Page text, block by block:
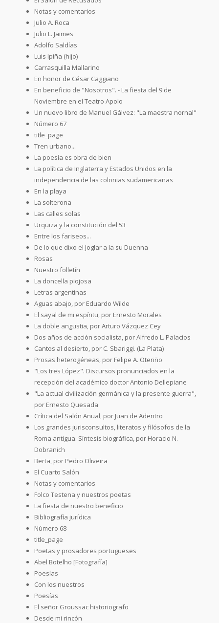
Notas y comentarios
Julio A. Roca
Julio L. Jaimes
Adolfo Saldías
Luis Ipiña (hijo)
Carrasquilla Mallarino
En honor de César Caggiano
En beneficio de "Nosotros". - La fiesta del 9 de
Noviembre en el Teatro Apolo
Un nuevo libro de Manuel Gálvez: "La maestra nornal"
Número 67
title_page
Tren urbano...
La poesía es obra de bien
La política de Inglaterra y Estados Unidos en la
independencia de las colonias sudamericanas
En la playa
La solterona
Las calles solas
Urquiza y la constitución del 53
Entre los fariseos...
De lo que dixo el Joglar a la su Duenna
Rosas
Nuestro folletín
La doncella piojosa
Letras argentinas
Aguas abajo, por Eduardo Wilde
El sayal de mi espíritu, por Ernesto Morales
La doble angustia, por Arturo Vázquez Cey
Dos años de acción socialista, por Alfredo L. Palacios
Cantos al desierto, por C. Sbariggi. (La Plata)
Prosas heterogéneas, por Felipe A. Oteriño
"Los tres López". Discursos pronunciados en la
recepción del académico doctor Antonio Dellepiane
"La actual civilización germánica y la presente guerra",
por Ernesto Quesada
Crítica del Salón Anual, por Juan de Adentro
Los grandes jurisconsultos, literatos y filósofos de la
Roma antigua. Síntesis biográfica, por Horacio N.
Dobranich
Berta, por Pedro Oliveira
El Cuarto Salón
Notas y comentarios
Folco Testena y nuestros poetas
La fiesta de nuestro beneficio
Bibliografía jurídica
Número 68
title_page
Poetas y prosadores portugueses
Abel Botelho [Fotografía]
Poesías
Con los nuestros
Poesías
El señor Groussac historiografo
Desde mi rincón